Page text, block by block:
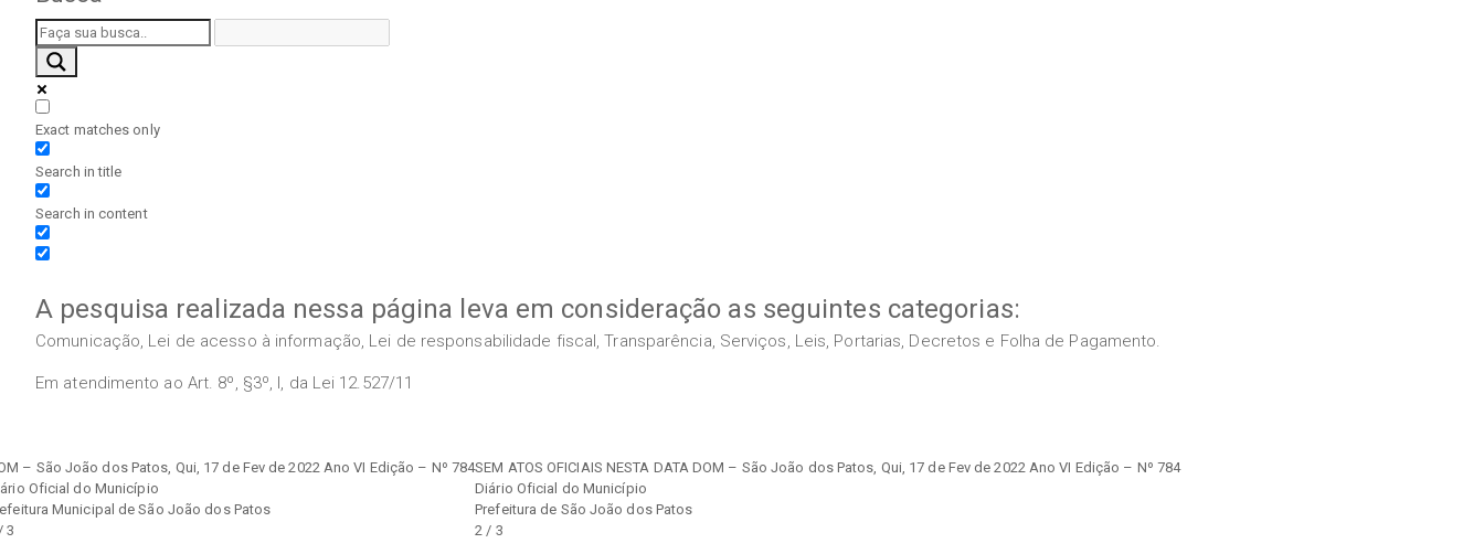
Exact matches only
Search in title
Search in content
A pesquisa realizada nessa página leva em consideração as seguintes categorias:
Comunicação, Lei de acesso à informação, Lei de responsabilidade fiscal, Transparência, Serviços, Leis, Portarias, Decretos e Folha de Pagamento.
Em atendimento ao Art. 8º, §3º, I, da Lei 12.527/11
– São João dos Patos, Qui, 17 de Fev de 2022 Ano VI Edição – Nº 784
Oficial do Município
Municipal de São João dos Patos
3
SEM ATOS OFICIAIS NESTA DATA DOM – São João dos Patos, Qui, 17 de Fev de 2022 Ano VI Edição – Nº 784
Diário Oficial do Município
Prefeitura de São João dos Patos
2 / 3